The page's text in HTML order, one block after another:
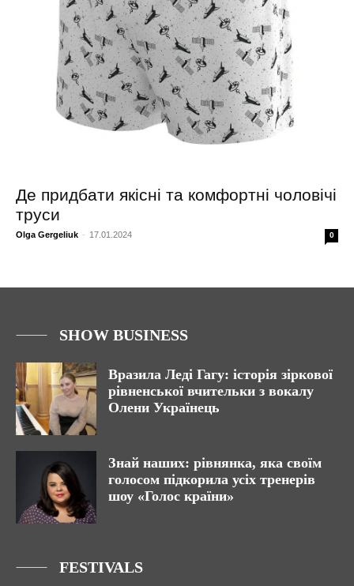
Де придбати якісні та комфортні чоловічі
труси
Olga Gergeliuk - 17.01.2024 0
SHOW BUSINESS
Вразила Леді Гагу: історія зіркової
рівненської вчительки з вокалу
Олени Українець
Знай наших: рівнянка, яка своїм
голосом підкорила усіх тренерів
шоу «Голос країни»
FESTIVALS